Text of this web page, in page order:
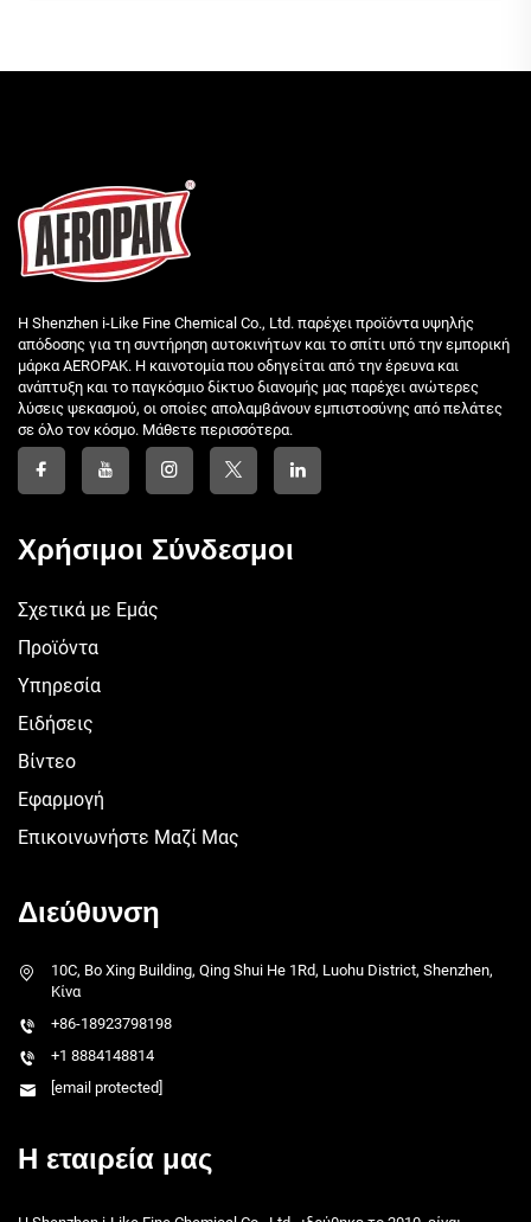
Η Shenzhen i-Like Fine Chemical Co., Ltd. παρέχει προϊόντα υψηλής
απόδοσης για τη συντήρηση αυτοκινήτων και το σπίτι υπό την εμπορική
μάρκα AEROPAK. Η καινοτομία που οδηγείται από την έρευνα και
ανάπτυξη και το παγκόσμιο δίκτυο διανομής μας παρέχει ανώτερες
λύσεις ψεκασμού, οι οποίες απολαμβάνουν εμπιστοσύνης από πελάτες
σε όλο τον κόσμο. Μάθετε περισσότερα.
Χρήσιμοι Σύνδεσμοι
Σχετικά με Εμάς
Προϊόντα
Υπηρεσία
Ειδήσεις
Βίντεο
Εφαρμογή
Επικοινωνήστε Μαζί Μας
Διεύθυνση
10C, Bo Xing Building, Qing Shui He 1Rd, Luohu District, Shenzhen,
Κίνα
+86-18923798198
+1 8884148814
[email protected]
Η εταιρεία μας